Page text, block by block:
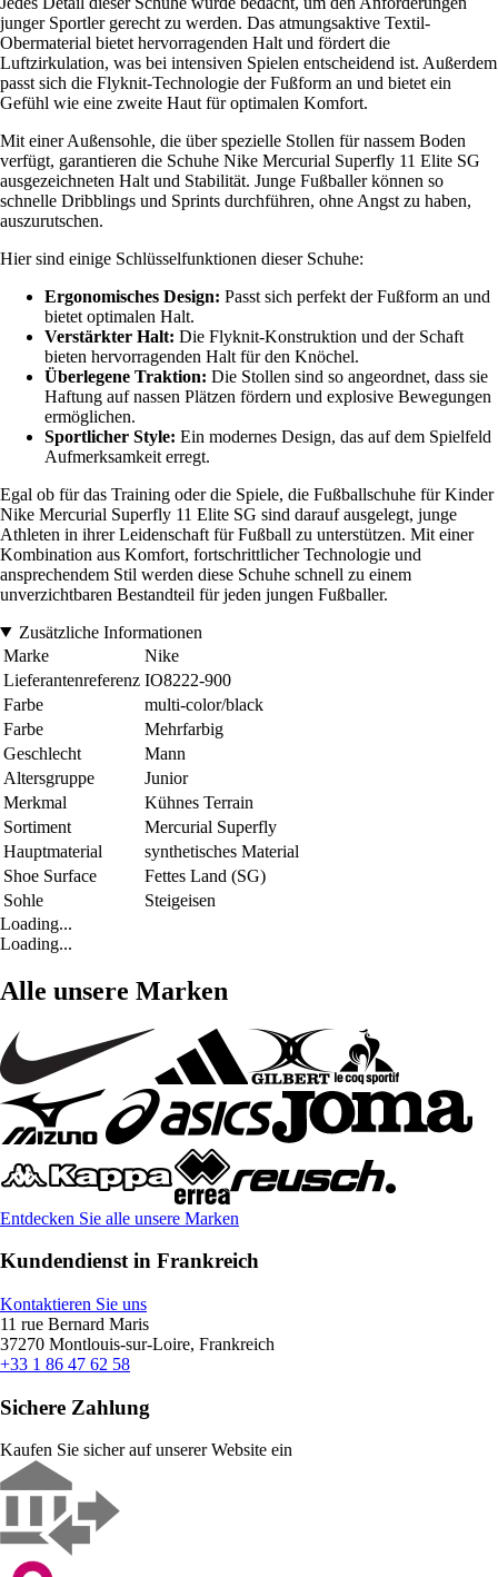
junger Sportler gerecht zu werden. Das atmungsaktive Textil-
Obermaterial bietet hervorragenden Halt und fördert die
Luftzirkulation, was bei intensiven Spielen entscheidend ist. Außerdem
passt sich die Flyknit-Technologie der Fußform an und bietet ein
Gefühl wie eine zweite Haut für optimalen Komfort.
Mit einer Außensohle, die über spezielle Stollen für nassem Boden
verfügt, garantieren die Schuhe Nike Mercurial Superfly 11 Elite SG
ausgezeichneten Halt und Stabilität. Junge Fußballer können so
schnelle Dribblings und Sprints durchführen, ohne Angst zu haben,
auszurutschen.
Hier sind einige Schlüsselfunktionen dieser Schuhe:
Ergonomisches Design: Passt sich perfekt der Fußform an und
bietet optimalen Halt.
Verstärkter Halt: Die Flyknit-Konstruktion und der Schaft
bieten hervorragenden Halt für den Knöchel.
Überlegene Traktion: Die Stollen sind so angeordnet, dass sie
Haftung auf nassen Plätzen fördern und explosive Bewegungen
ermöglichen.
Sportlicher Style: Ein modernes Design, das auf dem Spielfeld
Aufmerksamkeit erregt.
Egal ob für das Training oder die Spiele, die Fußballschuhe für Kinder
Nike Mercurial Superfly 11 Elite SG sind darauf ausgelegt, junge
Athleten in ihrer Leidenschaft für Fußball zu unterstützen. Mit einer
Kombination aus Komfort, fortschrittlicher Technologie und
ansprechendem Stil werden diese Schuhe schnell zu einem
unverzichtbaren Bestandteil für jeden jungen Fußballer.
Zusätzliche Informationen
Marke
Nike
Lieferantenreferenz IO8222-900
Farbe
multi-color/black
Farbe
Mehrfarbig
Geschlecht
Mann
Altersgruppe
Junior
Merkmal
Kühnes Terrain
Sortiment
Mercurial Superfly
Hauptmaterial
synthetisches Material
Shoe Surface
Fettes Land (SG)
Sohle
Steigeisen
Loading...
Loading...
Alle unsere Marken
Entdecken Sie alle unsere Marken
Kundendienst in Frankreich
Kontaktieren Sie uns
11 rue Bernard Maris
37270 Montlouis-sur-Loire, Frankreich
+33 1 86 47 62 58
Sichere Zahlung
Kaufen Sie sicher auf unserer Website ein